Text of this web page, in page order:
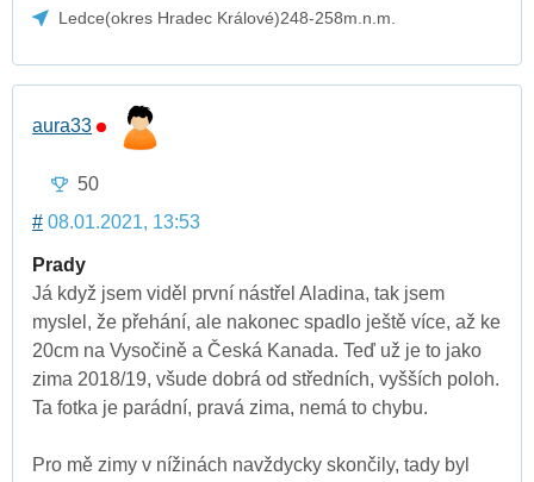
Ledce(okres Hradec Králové)248-258m.n.m.
aura33
50
# 08.01.2021, 13:53
Prady
Já když jsem viděl první nástřel Aladina, tak jsem
myslel, že přehání, ale nakonec spadlo ještě více, až ke
20cm na Vysočině a Česká Kanada. Teď už je to jako
zima 2018/19, všude dobrá od středních, vyšších poloh.
Ta fotka je parádní, pravá zima, nemá to chybu.
Pro mě zimy v nížinách navždycky skončily, tady byl